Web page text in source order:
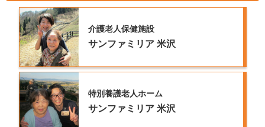
介護老人保健施設
サンファミリア米沢
特別養護老人ホーム
サンファミリア米沢